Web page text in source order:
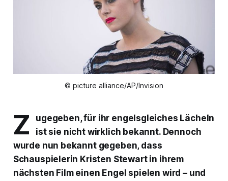
© picture alliance/AP/Invision
Z
ugegeben, für ihr engelsgleiches Lächeln
ist sie nicht wirklich bekannt. Dennoch
wurde nun bekannt gegeben, dass
Schauspielerin Kristen Stewart in ihrem
nächsten Film einen Engel spielen wird – und